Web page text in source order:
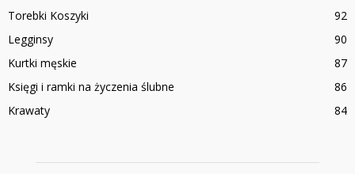
Torebki Koszyki
92
Legginsy
90
Kurtki męskie
87
Księgi i ramki na życzenia ślubne
86
Krawaty
84